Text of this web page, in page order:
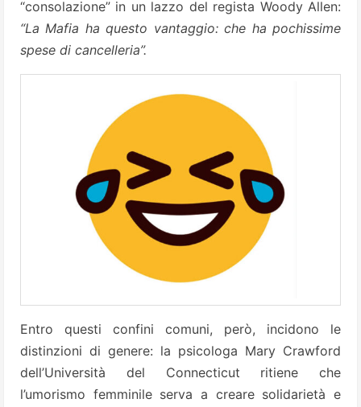
“consolazione” in un lazzo del regista Woody Allen:
“La Mafia ha questo vantaggio: che ha pochissime
spese di cancelleria”.
Entro questi confini comuni, però, incidono le
distinzioni di genere: la psicologa Mary Crawford
dell’Università del Connecticut ritiene che
l’umorismo femminile serva a creare solidarietà e